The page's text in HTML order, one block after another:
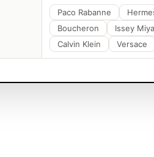
Paco Rabanne
Boucheron
Issey
Calvin Klein
Versace